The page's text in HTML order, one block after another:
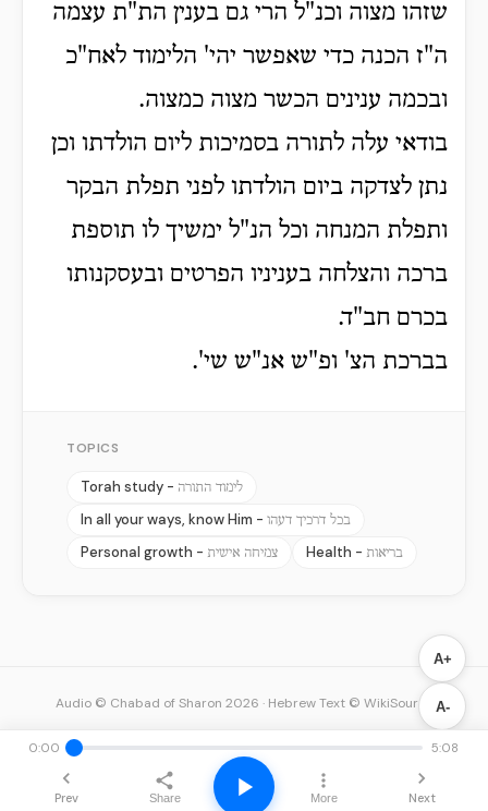
שזהו מצוה וכנ"ל הרי גם בענין הת"ת עצמה
ה"ז הכנה כדי שאפשר יהי' הלימוד לאח"כ
ובכמה ענינים הכשר מצוה כמצוה.
בודאי עלה לתורה בסמיכות ליום הולדתו וכן
נתן לצדקה ביום הולדתו לפני תפלת הבקר
ותפלת המנחה וכל הנ"ל ימשיך לו תוספת
ברכה והצלחה בעניניו הפרטים ובעסקנותו
בכרם חב"ד.
בברכת הצ' ופ"ש אנ"ש שי'.
TOPICS
Torah study - לימוד התורה
In all your ways, know Him - בכל דרכיך דעהו
Personal growth - צמיחה אישית Health - בריאות
A+
A-
0:00 5:08
Prev Share More Next
Audio © Chabad of Sharon 2026 · Hebrew Text © WikiSource